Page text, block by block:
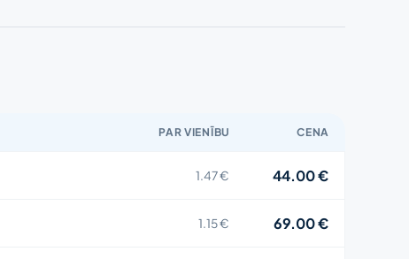
PAR VIENĪBU CENA
1.47 € 44.00 €
1.15 € 69.00 €